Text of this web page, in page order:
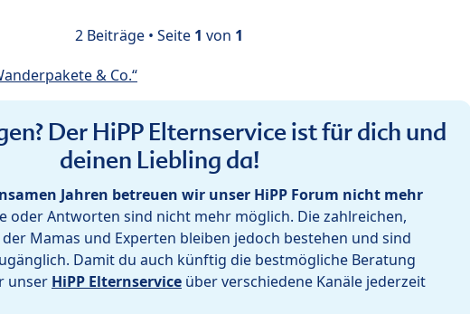
2 Beiträge • Seite 1 von 1
& Co.“
Der HiPP Elternservice ist für dich und
deinen Liebling da!
Jahren betreuen wir unser HiPP Forum nicht mehr
oder Antworten sind nicht mehr möglich. Die zahlreichen,
Mamas und Experten bleiben jedoch bestehen und sind
Damit du auch künftig die bestmögliche Beratung
unser HiPP Elternservice über verschiedene Kanäle jederzeit